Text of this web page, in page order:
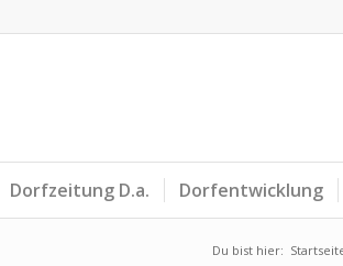
Dorfzeitung D.a. Dorfentwicklung
Du bist hier: